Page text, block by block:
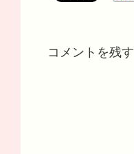
コメントを残す